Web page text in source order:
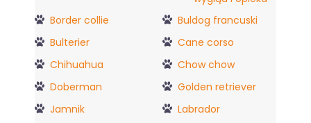
Border collie
Buldog francuski
Bulterier
Cane corso
Chihuahua
Chow chow
Doberman
Golden retriever
Jamnik
Labrador